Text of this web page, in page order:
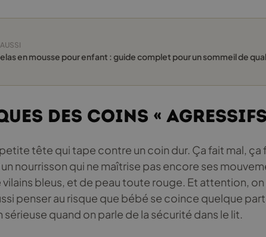
en mousse pour enfant : guide complet pour un sommeil de
des coins « agressifs
tête qui tape contre un coin dur. Ça fait mal, ça
nourrisson qui ne maîtrise pas encore ses
bleus, et de peau toute rouge. Et attention,
penser au risque que bébé se coince quelque
quand on parle de la sécurité dans le lit.